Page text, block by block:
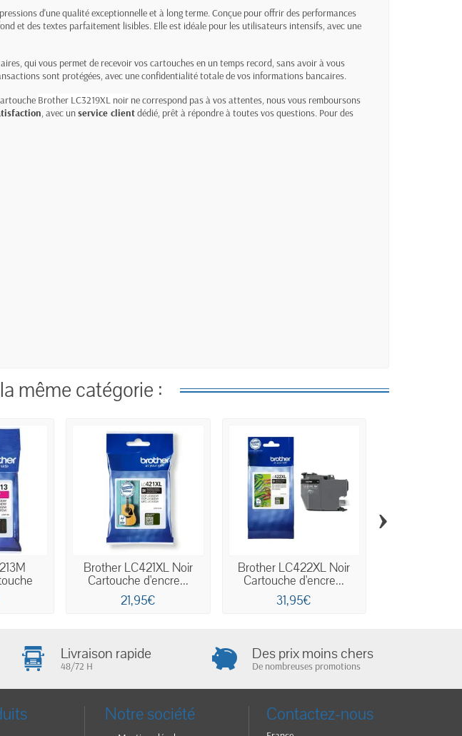
d'une qualité exceptionnelle et à long terme. Conçue pour offrir des performances
et des textes parfaitement lisibles. Elle est idéale pour les utilisateurs intensifs, avec une
qui vous permet de recevoir vos cartouches en un temps record, sans avoir à vous
sont protégées, avec une confidentialité totale de vos informations bancaires.
Brother LC3219XL noir ne correspond pas à vos attentes, nous vous remboursons
, avec unservice clientdédié, prêt à répondre à toutes vos questions. Pour des
même catégorie :
Brother LC421XL Noir
Cartouche d'encre...
21,95€
Brother LC422XL Noir
Cartouche d'encre...
31,95€
›
Livraison rapide
48/72 H
Des prix moins chers
De nombreuses promotions
Notre société Contactez-nous